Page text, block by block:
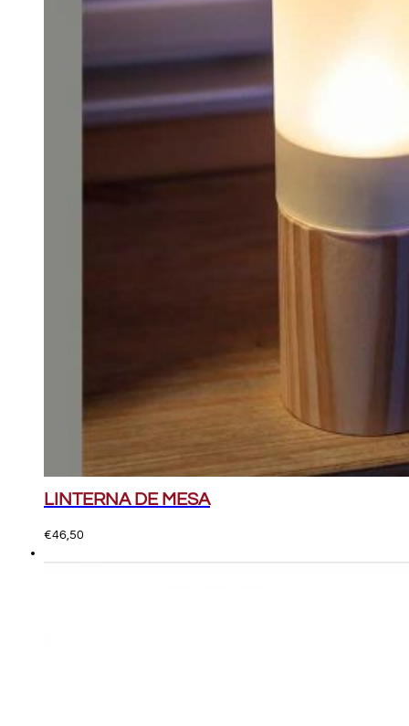
LINTERNA DE MESA
€46,50